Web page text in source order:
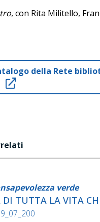
, con Rita Militello,
e relazioni
, con Elena
tra educazione e natura
L'esplorazione come
in spazi
2019
Angeli, 2020
della Rete
verde
DI TUTTA LA VITA